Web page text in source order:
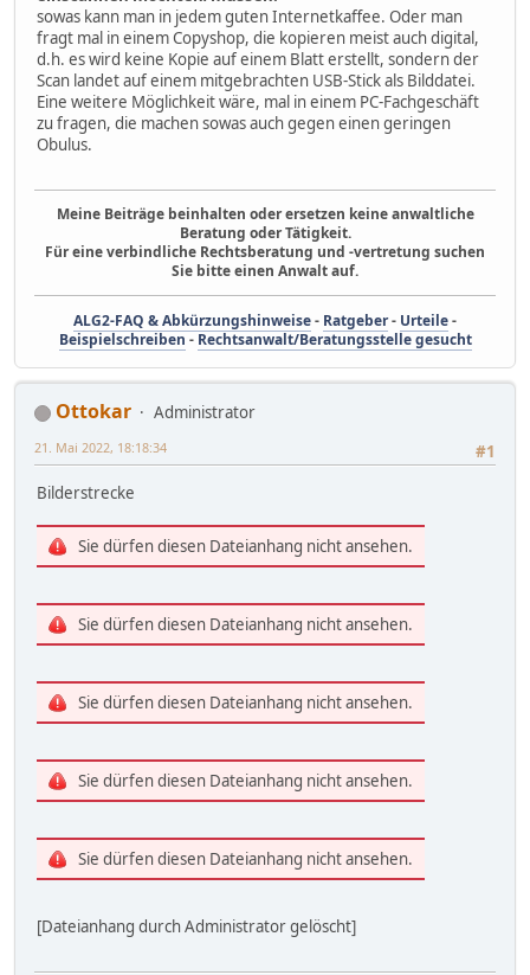
sowas kann man in jedem guten Internetkaffee. Oder man
fragt mal in einem Copyshop, die kopieren meist auch digital,
d.h. es wird keine Kopie auf einem Blatt erstellt, sondern der
Scan landet auf einem mitgebrachten USB-Stick als Bilddatei.
Eine weitere Möglichkeit wäre, mal in einem PC-Fachgeschäft
zu fragen, die machen sowas auch gegen einen geringen
Obulus.
Meine Beiträge beinhalten oder ersetzen keine anwaltliche
Beratung oder Tätigkeit.
Für eine verbindliche Rechtsberatung und -vertretung suchen
Sie bitte einen Anwalt auf.
ALG2-FAQ & Abkürzungshinweise- Ratgeber- Urteile-
Beispielschreiben - Rechtsanwalt/Beratungsstelle gesucht
Ottokar
Administrator
#1
21. Mai 2022, 18:18:34
Bilderstrecke
Sie dürfen diesen Dateianhang nicht ansehen.
Sie dürfen diesen Dateianhang nicht ansehen.
Sie dürfen diesen Dateianhang nicht ansehen.
Sie dürfen diesen Dateianhang nicht ansehen.
Sie dürfen diesen Dateianhang nicht ansehen.
[Dateianhang durch Administrator gelöscht]